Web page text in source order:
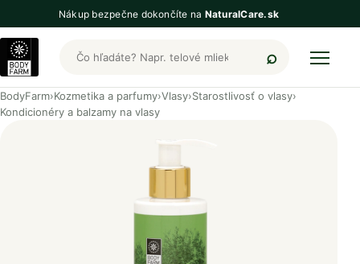
Nákup bezpečne dokončíte na NaturalCare.sk
Hľadať produkty BodyFarm
BodyFarm›Kozmetika a parfumy›Vlasy›Starostlivosť o vlasy›
Kondicionéry a balzamy na vlasy